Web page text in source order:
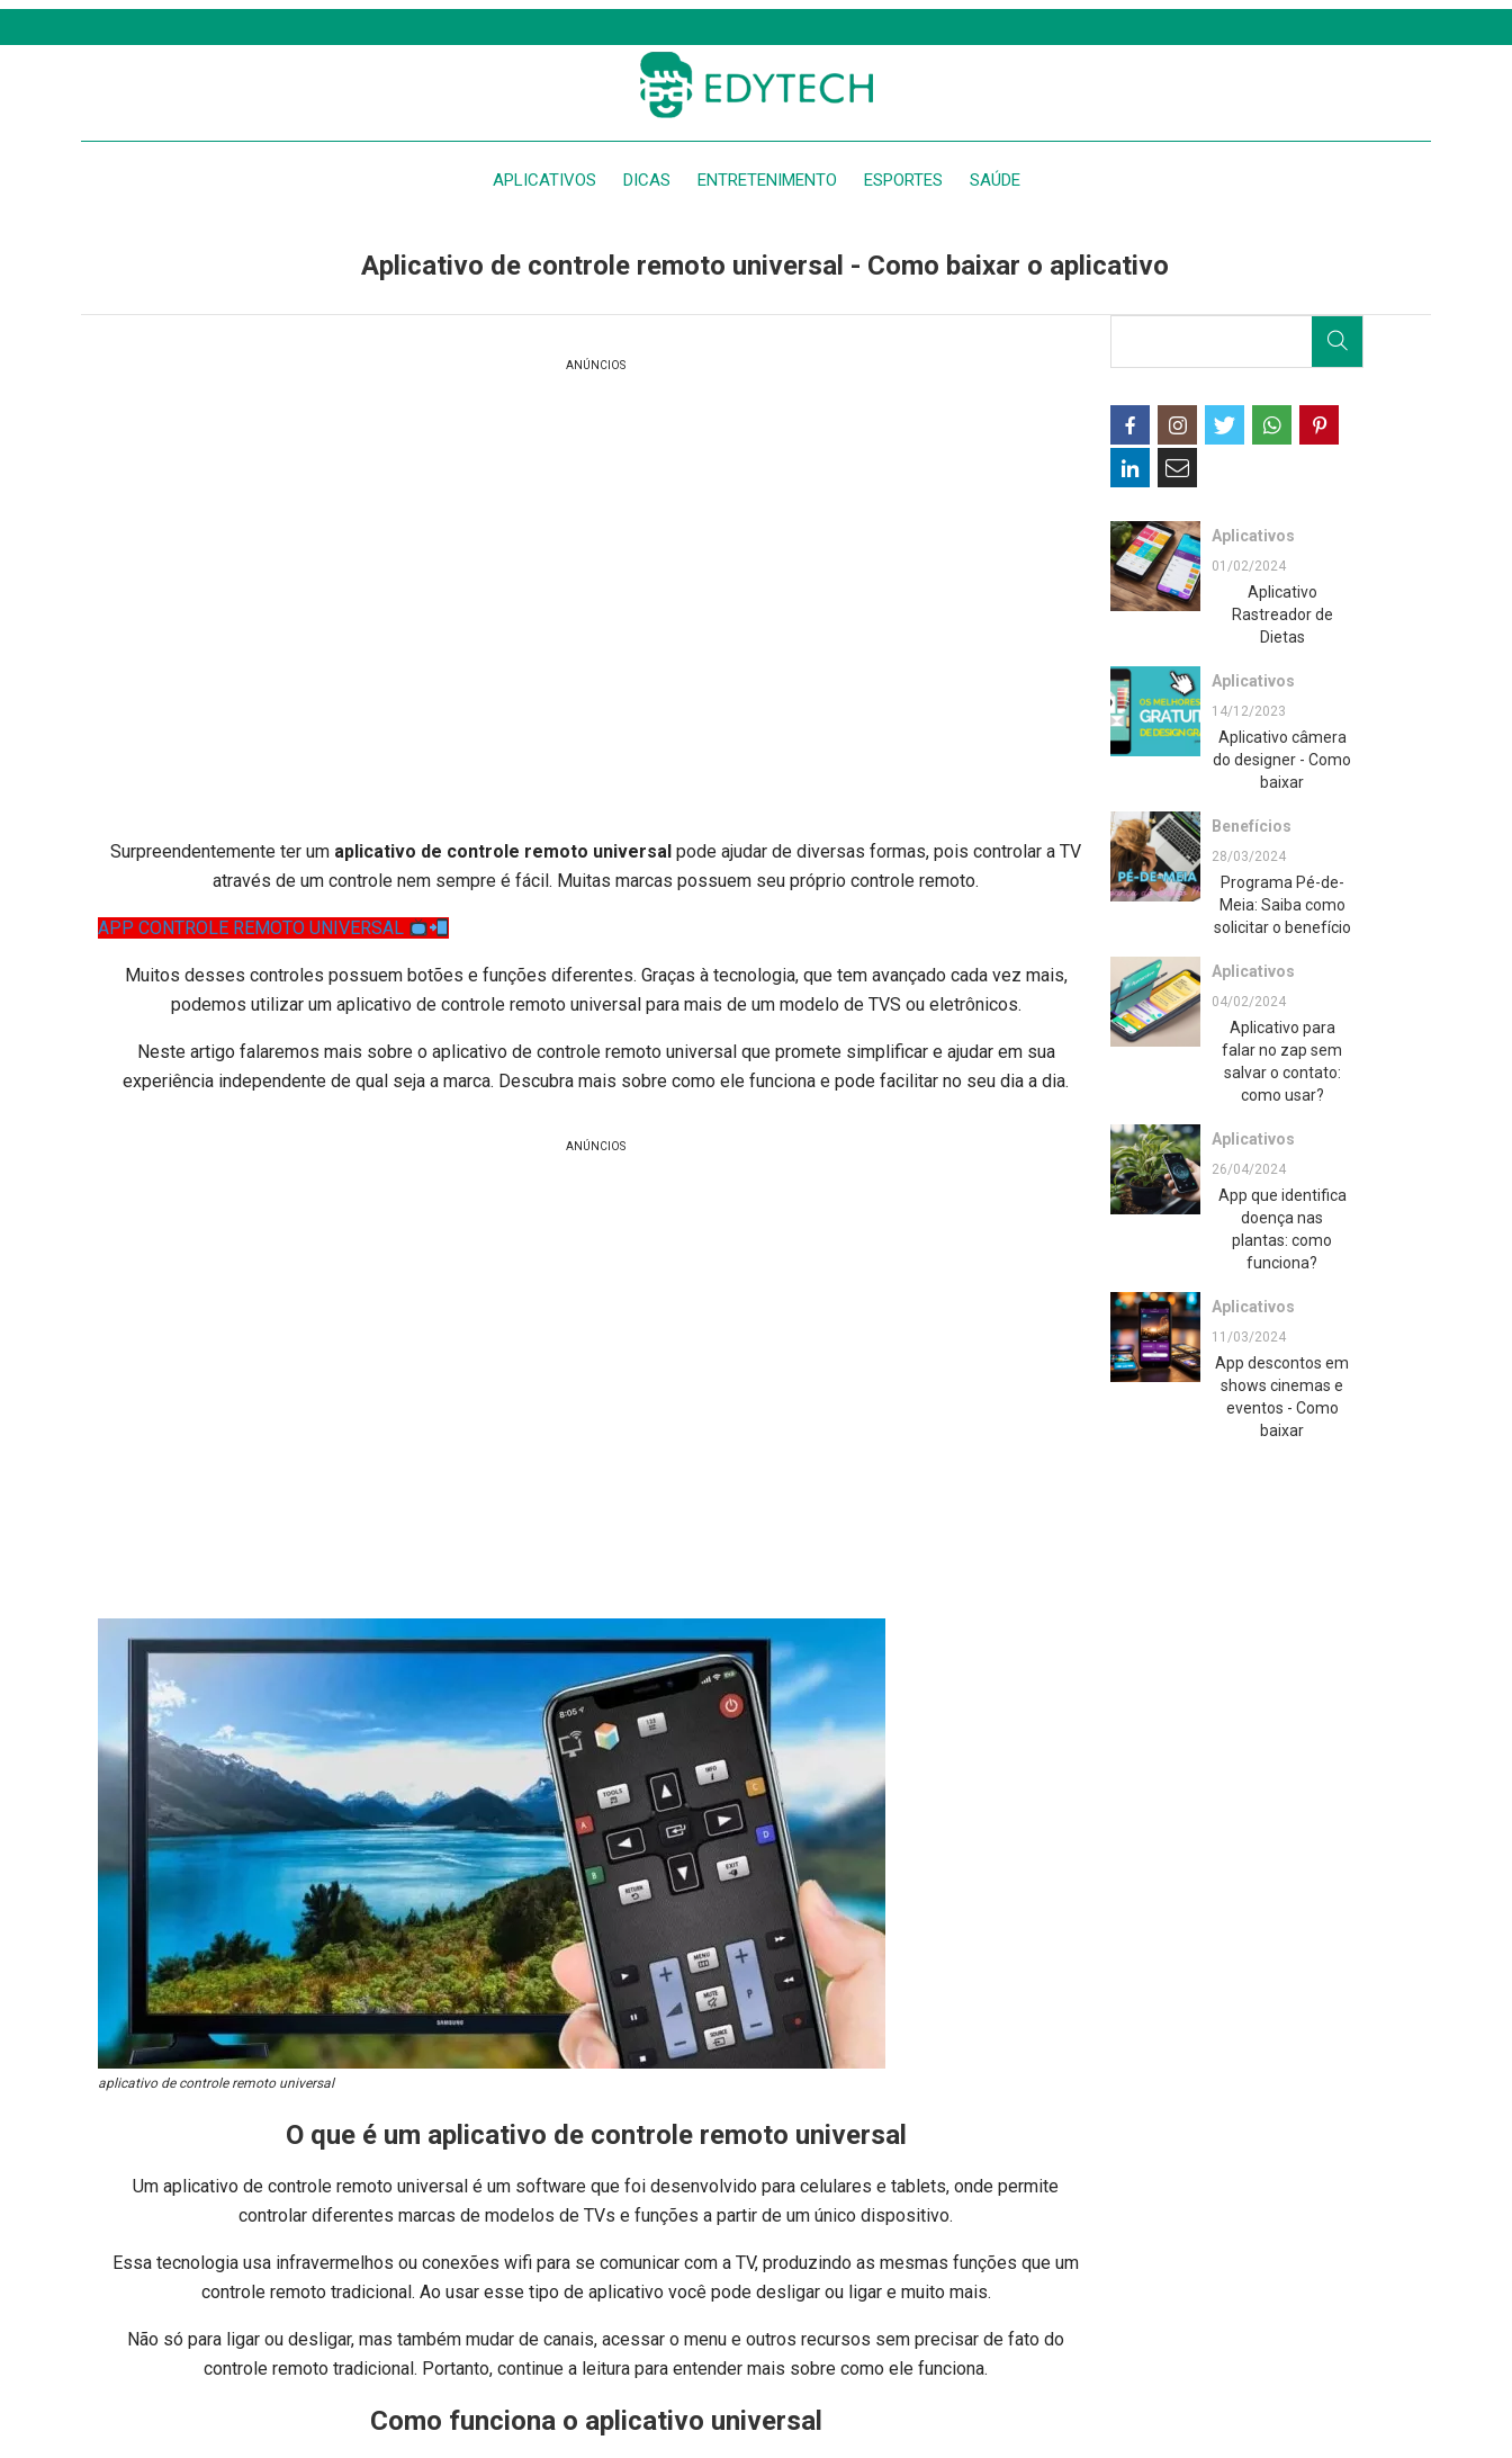
APLICATIVOS DICAS ENTRETENIMENTO ESPORTES SAÚDE
Aplicativo de controle remoto universal - Como baixar o aplicativo
ANÚNCIOS
Surpreendentemente ter um aplicativo de controle remoto universal pode ajudar de diversas formas, pois controlar a TV
através de um controle nem sempre é fácil. Muitas marcas possuem seu próprio controle remoto.
APP CONTROLE REMOTO UNIVERSAL
Muitos desses controles possuem botões e funções diferentes. Graças à tecnologia, que tem avançado cada vez mais,
podemos utilizar um aplicativo de controle remoto universal para mais de um modelo de TVS ou eletrônicos.
Neste artigo falaremos mais sobre o aplicativo de controle remoto universal que promete simplificar e ajudar em sua
experiência independente de qual seja a marca. Descubra mais sobre como ele funciona e pode facilitar no seu dia a dia.
ANÚNCIOS
aplicativo de controle remoto universal
O que é um aplicativo de controle remoto universal
Um aplicativo de controle remoto universal é um software que foi desenvolvido para celulares e tablets, onde permite
controlar diferentes marcas de modelos de TVs e funções a partir de um único dispositivo.
Essa tecnologia usa infravermelhos ou conexões wifi para se comunicar com a TV, produzindo as mesmas funções que um
controle remoto tradicional. Ao usar esse tipo de aplicativo você pode desligar ou ligar e muito mais.
Não só para ligar ou desligar, mas também mudar de canais, acessar o menu e outros recursos sem precisar de fato do
controle remoto tradicional. Portanto, continue a leitura para entender mais sobre como ele funciona.
Como funciona o aplicativo universal
Aplicativos
01/02/2024
Aplicativo
Rastreador de
Dietas
Aplicativos
14/12/2023
Aplicativo câmera
do designer - Como
baixar
Benefícios
28/03/2024
Programa Pé-de-
Meia: Saiba como
solicitar o benefício
Aplicativos
04/02/2024
Aplicativo para
falar no zap sem
salvar o contato:
como usar?
Aplicativos
26/04/2024
App que identifica
doença nas
plantas: como
funciona?
Aplicativos
11/03/2024
App descontos em
shows cinemas e
eventos - Como
baixar